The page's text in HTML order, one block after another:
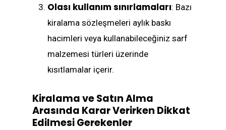
Olası kullanım sınırlamaları: Bazı
kiralama sözleşmeleri aylık baskı
hacimleri veya kullanabileceğiniz sarf
malzemesi türleri üzerinde
kısıtlamalar içerir.
Kiralama ve Satın Alma
Arasında Karar Verirken Dikkat
Edilmesi Gerekenler